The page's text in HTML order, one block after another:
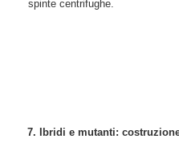
spinte centrifughe.
7. Ibridi e mutanti: